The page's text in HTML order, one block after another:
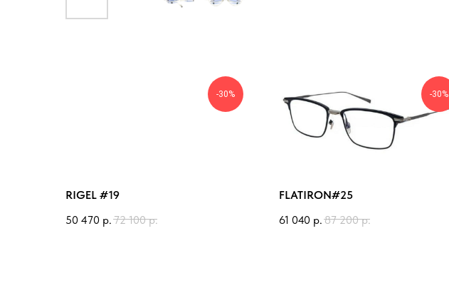
-30%
RIGEL #19
50 470 р. 72 100 р.
-30%
FLATIRON#25
61 040 р. 87 200 р.